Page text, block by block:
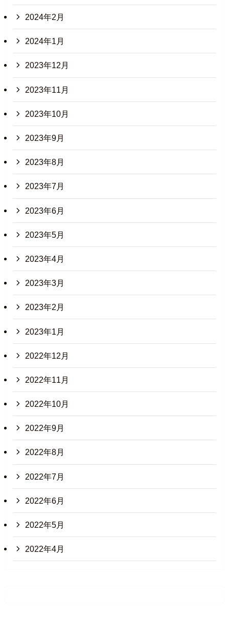
2024年2月
2024年1月
2023年12月
2023年11月
2023年10月
2023年9月
2023年8月
2023年7月
2023年6月
2023年5月
2023年4月
2023年3月
2023年2月
2023年1月
2022年12月
2022年11月
2022年10月
2022年9月
2022年8月
2022年7月
2022年6月
2022年5月
2022年4月